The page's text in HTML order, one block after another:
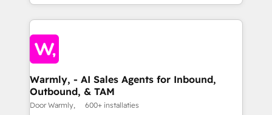
Warmly, - AI Sales Agents for Inbound,
Outbound, & TAM
Door Warmly, 600+ installaties